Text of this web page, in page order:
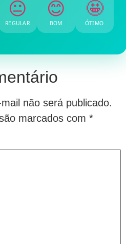
😐
REGULAR
😊
BOM
🤩
ÓTIMO
não será publicado.
marcados com *